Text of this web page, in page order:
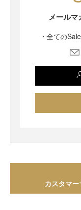
メールマ
・全ての
カスタマ